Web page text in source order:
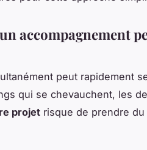
accompagnement
peut rapidement
qui se chevauchent, les
projet risque de prendre